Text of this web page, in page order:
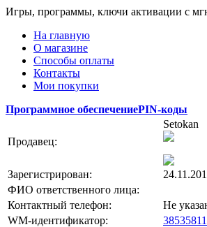
Игры, программы, ключи активации с
На главную
О магазине
Способы оплаты
Контакты
Мои покупки
Программное обеспечениеPIN-коды
Продавец:
Setokan
Зарегистрирован:
ФИО ответственного лица:
Контактный телефон:
Не
WM-идентификатор: